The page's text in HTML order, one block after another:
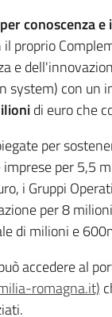
conoscenza
proprio
e
system) con un
di euro che
per
per 5,5
i Gruppi
per 8
di milioni e
accedere al
romagna.it)